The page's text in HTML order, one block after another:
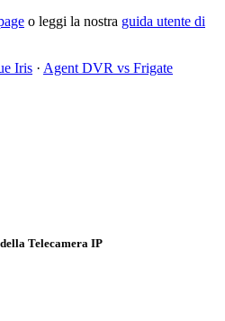
o leggi la nostra guida utente di
Iris · Agent DVR vs Frigate
Telecamera IP